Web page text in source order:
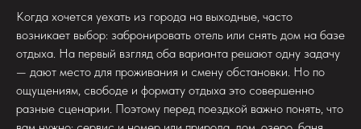
Когда хочется уехать из города на выходные, часто
возникает выбор: забронировать отель или снять дом на базе
отдыха. На первый взгляд оба варианта решают одну задачу
— дают место для проживания и смену обстановки. Но по
ощущениям, свободе и формату отдыха это совершенно
разные сценарии. Поэтому перед поездкой важно понять, что